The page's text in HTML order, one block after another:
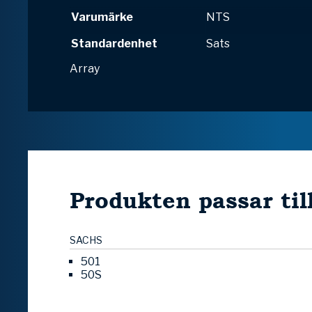
Varumärke
NTS
Standardenhet
Sats
Array
Produkten passar
SACHS
501
50S